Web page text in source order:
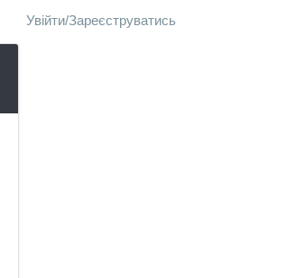
Увійти/Зареєструватись